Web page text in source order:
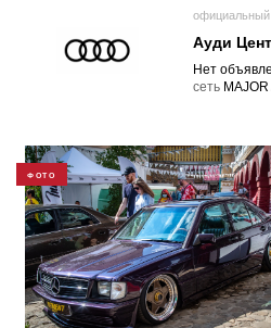
официальный
Ауди
Нет
cеть
ФОТО